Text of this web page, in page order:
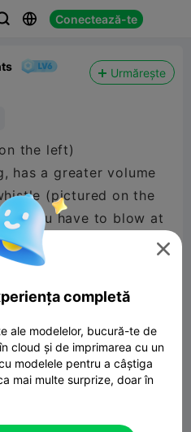
 Conectează-te
Urmărește
the left)
has a greater volume
(pictured on the
you have to blow at
whistles only took
was nice. If you
to print, I’d recommend
keychain.

completă
ale modelelor, bucură-te de
cloud și de imprimarea cu un
modelele pentru a câștiga
mai multe surprize, doar în